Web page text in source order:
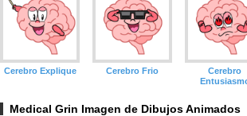
Cerebro Explique Cerebro Frio
Cerebro
Medical Grin Imagen de Dibujos Animados